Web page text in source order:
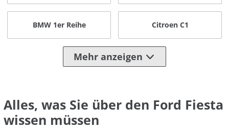
BMW 1er Reihe Citroen C1
Mehr anzeigen
Alles, was Sie über den Ford Fiesta
wissen müssen